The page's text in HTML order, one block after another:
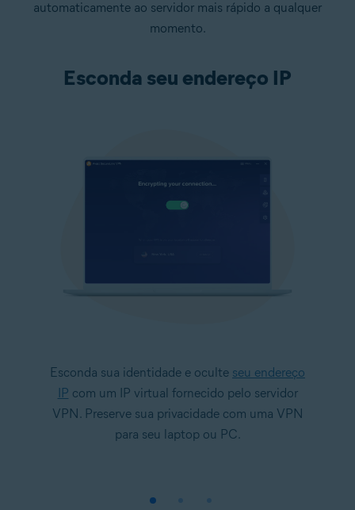
automaticamente ao servidor mais rápido a qualquer
momento.
Esconda seu endereço IP
Esconda sua identidade e oculte seu endereço
IP com um IP virtual fornecido pelo servidor
VPN. Preserve sua privacidade com uma VPN
para seu laptop ou PC.